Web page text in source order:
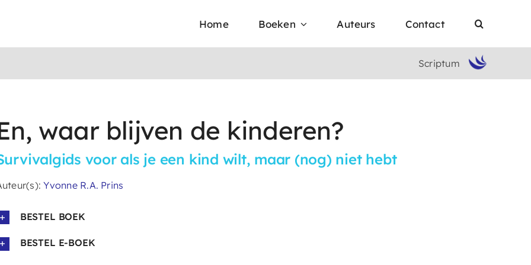
Home Boeken Auteurs Contact
Scriptum
waar blijven de kinderen?
voor als je een kind wilt, maar (nog) niet hebt
Yvonne R.A. Prins
BESTEL BOEK
BESTEL E-BOEK